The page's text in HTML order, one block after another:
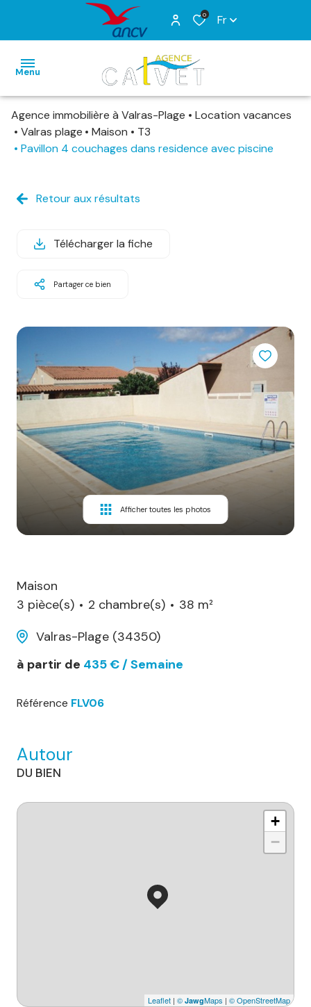
0 Fr
Menu
ACCUEIL
VENTES
VACANCES
ALERTE
CONTACT
Agence immobilière à Valras-Plage
Location vacances
Valras plage
Maison
T3
Pavillon 4 couchages dans residence avec piscine
Retour aux résultats
Télécharger la fiche
Partager ce bien
Afficher toutes les photos
Maison
3 pièce(s)
2 chambre(s)
38 m²
Valras-Plage (34350)
à partir de 435 € / Semaine
Référence FLV06
Autour
DU BIEN
+
−
Leaflet | © JawgMaps | © OpenStreetMap